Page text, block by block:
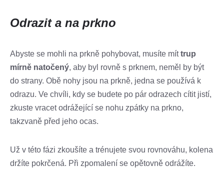
Odrazit a na prkno
Abyste se mohli na prkně pohybovat, musíte míttrup
mírně natočený, aby byl rovně s prknem, neměl by být
do strany. Obě nohy jsou na prkně, jedna se používá k
odrazu. Ve chvíli, kdy se budete po pár odrazech cítit jistí,
zkuste vracet odrážející se nohu zpátky na prkno,
takzvaně před jeho ocas.
Už v této fázi zkoušíte a trénujete svou rovnováhu, kolena
držíte pokrčená. Při zpomalení se opětovně odrážíte.